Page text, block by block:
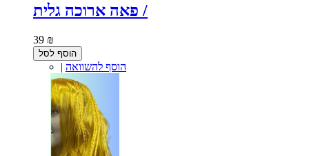
פאה ארוכה גלית /
39 ₪
הוסף לסל
| הוסף להשוואה